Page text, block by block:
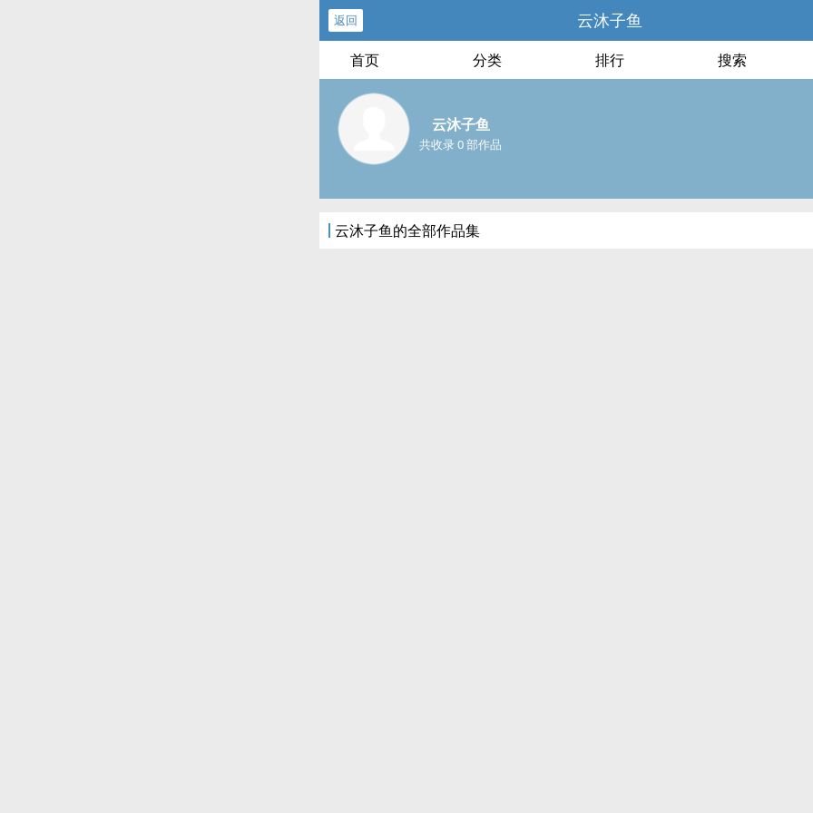
返回 云沐子鱼
首页 分类 排行 搜索
云沐子鱼
共收录 0 部作品
云沐子鱼的全部作品集